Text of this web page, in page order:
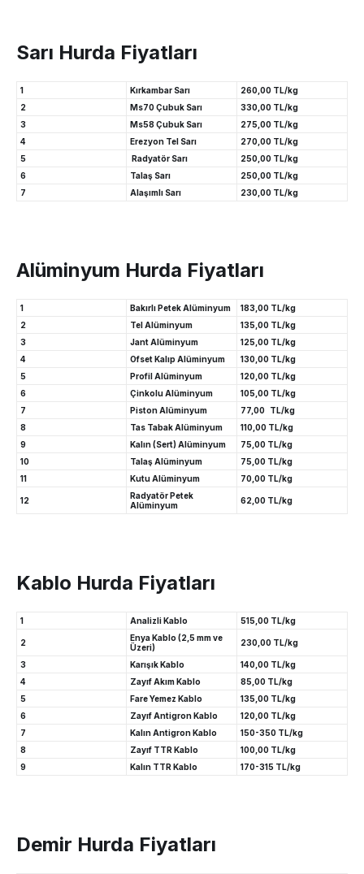
Sarı Hurda Fiyatları
1 Kırkambar Sarı
260,00 TL/kg
2
Ms70 Çubuk Sarı
330,00 TL/kg
3
Ms58 Çubuk Sarı
275,00 TL/kg
4
Erezyon Tel Sarı
270,00 TL/kg
5
Radyatör Sarı
250,00 TL/kg
6
Talaş Sarı
250,00 TL/kg
7
Alaşımlı Sarı 230,00 TL/kg
Alüminyum Hurda Fiyatları
1 Bakırlı Petek Alüminyum
183,00 TL/kg
2
Tel Alüminyum
135,00 TL/kg
3
Jant Alüminyum
125,00 TL/kg
4
Ofset Kalıp Alüminyum
130,00 TL/kg
5
Profil Alüminyum
120,00 TL/kg
6
Çinkolu Alüminyum
105,00 TL/kg
7
Piston Alüminyum
77,00 TL/kg
8
Tas Tabak Alüminyum
110,00 TL/kg
9
Kalın (Sert) Alüminyum
75,00 TL/kg
10
Talaş Alüminyum
75,00 TL/kg
11
Kutu Alüminyum 70,00 TL/kg
12
Radyatör Petek
Alüminyum
62,00 TL/kg
Kablo Hurda Fiyatları
1 Analizli Kablo 515,00 TL/kg
2
Enya Kablo (2,5 mm ve
Üzeri)
230,00 TL/kg
3 Karışık Kablo
140,00 TL/kg
4
Zayıf Akım Kablo
85,00 TL/kg
5
Fare Yemez Kablo
135,00 TL/kg
6
Zayıf Antigron Kablo
120,00 TL/kg
7
Kalın Antigron Kablo
150-350 TL/kg
8
Zayıf TTR Kablo
100,00 TL/kg
9
Kalın TTR Kablo 170-315 TL/kg
Demir Hurda Fiyatları